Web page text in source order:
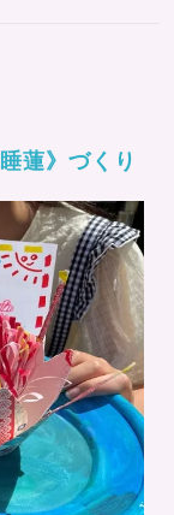
蓮》づくり